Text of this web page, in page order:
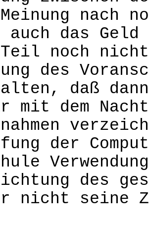
nach
auch das
noch
des
daß
mit dem
der
des
nicht seine